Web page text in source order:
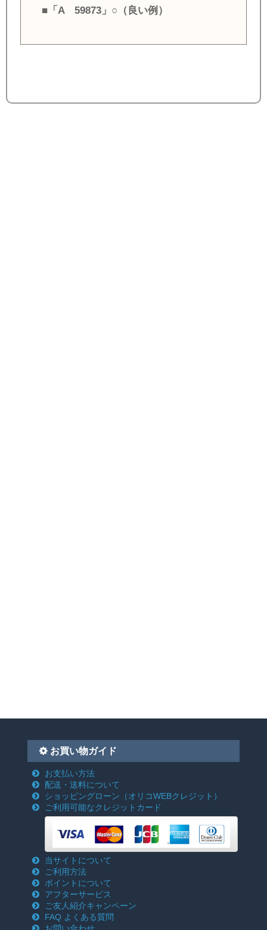
■「A 59873」○（良い例）
お買い物ガイド
お支払い方法
配送・送料について
ショッピングローン （オリコWEBクレジット）
ご利用可能なクレジットカード
当サイトについて
ご利用方法
ポイントについて
アフターサービス
ご友人紹介キャンペーン
FAQ よくある質問